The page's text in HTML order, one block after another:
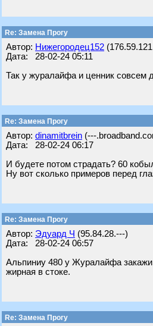
Re: Замена Прогу
Автор: Нижегородец152
Дата: 28-02-24 05:11
Так у журалайфа и ценник совсем
Re: Замена Прогу
Автор: dinamitbrein (---
Дата: 28-02-24 06:17
И будете потом страдать? 60
Ну вот сколько примеров перед
Re: Замена Прогу
Автор: Эдуард Ч (95.84.28.---)
Дата: 28-02-24 06:57
Альпиниу 480 у Журалайфа
жирная в стоке.
Re: Замена Прогу